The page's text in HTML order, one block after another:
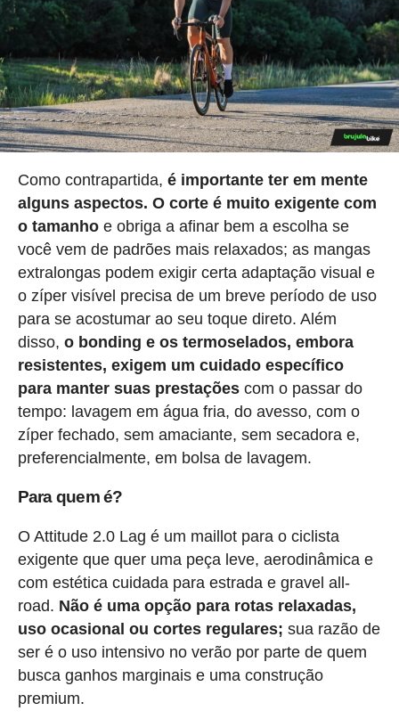
Como contrapartida, é importante ter em mente
alguns aspectos. O corte é muito exigente com
o tamanhoe obriga a afinar bem a escolha se
você vem de padrões mais relaxados; as mangas
extralongas podem exigir certa adaptação visual e
o zíper visível precisa de um breve período de uso
para se acostumar ao seu toque direto. Além
disso, o bonding e os termoselados, embora
resistentes, exigem um cuidado específico
para manter suas prestaçõescom o passar do
tempo: lavagem em água fria, do avesso, com o
zíper fechado, sem amaciante, sem secadora e,
preferencialmente, em bolsa de lavagem.
Para quem é?
O Attitude 2.0 Lag é um maillot para o ciclista
exigente que quer uma peça leve, aerodinâmica e
com estética cuidada para estrada e gravel all-
road. Não é uma opção para rotas relaxadas,
uso ocasional ou cortes regulares; sua razão de
ser é o uso intensivo no verão por parte de quem
busca ganhos marginais e uma construção
premium.